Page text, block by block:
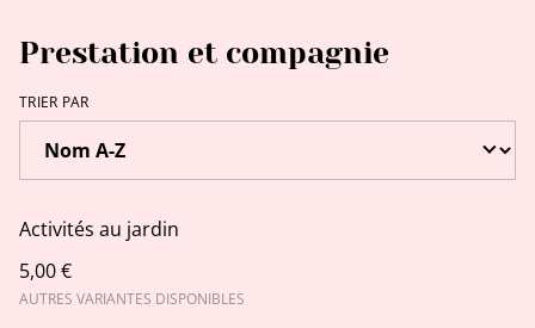
Prestation et compagnie
TRIER PAR
Activités au jardin
5,00 €
AUTRES VARIANTES DISPONIBLES